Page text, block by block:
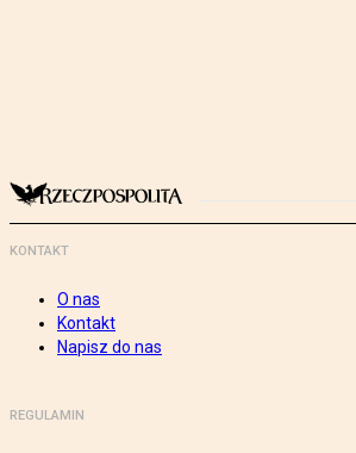
KONTAKT
O nas
Kontakt
Napisz do nas
REGULAMIN